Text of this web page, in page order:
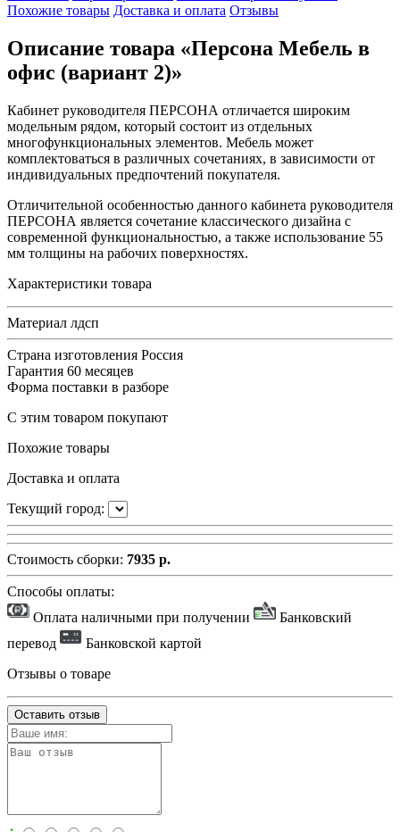
Похожие товары Доставка и оплата Отзывы
Описание товара «Персона Мебель в
офис (вариант 2)»
Кабинет руководителя ПЕРСОНА отличается широким
модельным рядом, который состоит из отдельных
многофункциональных элементов. Мебель может
комплектоваться в различных сочетаниях, в зависимости от
индивидуальных предпочтений покупателя.
Отличительной особенностью данного кабинета руководителя
ПЕРСОНА является сочетание классического дизайна с
современной функциональностью, а также использование 55
мм толщины на рабочих поверхностях.
Характеристики товара
Материал лдсп
Страна изготовления Россия
Гарантия 60 месяцев
Форма поставки в разборе
С этим товаром покупают
Похожие товары
Доставка и оплата
Текущий город:
Стоимость сборки: 7935 р.
Способы оплаты:
Оплата наличными при получении
Банковский
перевод
Банковской картой
Отзывы о товаре
Оставить отзыв